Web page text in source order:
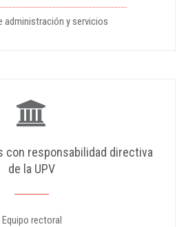
administración y servicios
con responsabilidad directiva
de la UPV
Equipo rectoral